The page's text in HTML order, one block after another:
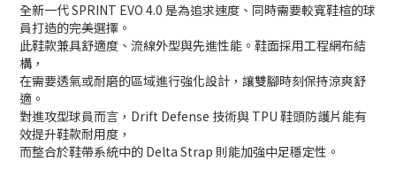
全新一代 SPRINT EVO 4.0 是為追求速度、同時需要較寬鞋楦的球
員打造的完美選擇。
此鞋款兼具舒適度、流線外型與先進性能。鞋面採用工程網布結
構，
在需要透氣或耐磨的區域進行強化設計，讓雙腳時刻保持涼爽舒
適。
對進攻型球員而言，Drift Defense 技術與 TPU 鞋頭防護片能有
效提升鞋款耐用度，
而整合於鞋帶系統中的 Delta Strap 則能加強中足穩定性。